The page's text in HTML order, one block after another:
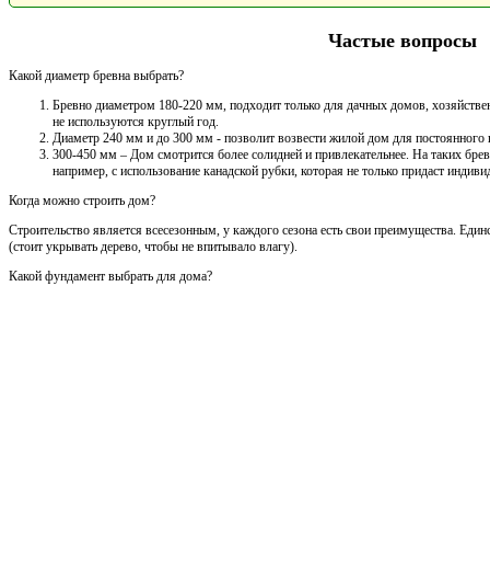
Частые вопросы
Какой диаметр бревна выбрать?
Бревно диаметром 180-220 мм, подходит только для дачных домов,
не используются круглый год.
Диаметр 240 мм и до 300 мм - позволит возвести жилой дом для
300-450 мм – Дом смотрится более солидней и привлекательнее. На таких
например, с использование канадской рубки, которая не только придаст
Когда можно строить дом?
Строительство является всесезонным, у каждого сезона есть свои преимущества.
(стоит укрывать дерево, чтобы не впитывало влагу).
Какой фундамент выбрать для дома?